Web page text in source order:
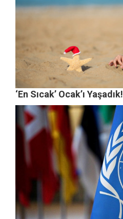
‘En Sıcak’ Ocak’ı Yaşadık!